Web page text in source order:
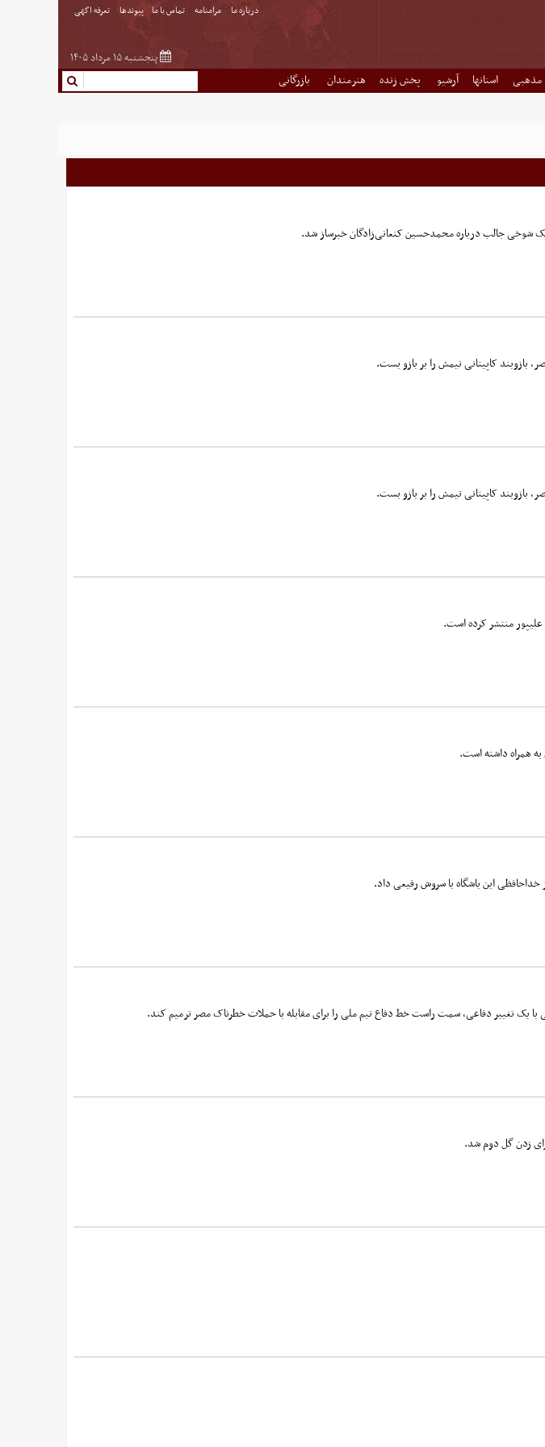
درباره ما مرامنامه تماس با ما پیوندها تعرفه اگهی
پنجشنبه ۱۵ مرداد ۱۴۰۵
مذهبی استانها آرشیو پخش زنده هنرمندان
بازرگانی
یک شوخی جالب درباره محمدحسین کنعانی‌زادگان خبرساز شد.
بازوبند کاپیتانی تیمش را بر بازو بست.
بازوبند کاپیتانی تیمش را بر بازو بست.
منتشر کرده است.
همراه داشته است.
خداحافظی این باشگاه با سروش رفیعی داد.
با یک تغییر دفاعی، سمت راست خط دفاع تیم ملی را برای مقابله با حملات خطرناک مصر ترمیم کند.
زدن گل دوم شد.